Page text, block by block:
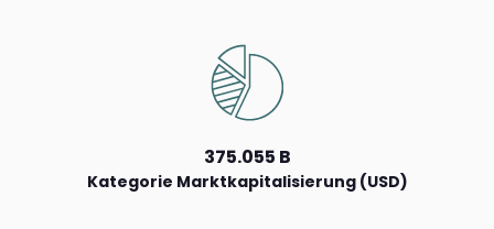
375.055 B
Kategorie Marktkapitalisierung (USD)